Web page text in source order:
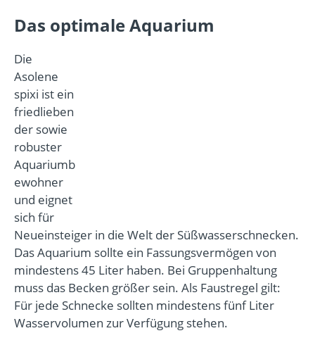
Das optimale Aquarium
Die
Asolene
spixi ist ein
friedlieben
der sowie
robuster
Aquariumb
ewohner
und eignet
sich für
Neueinsteiger in die Welt der Süßwasserschnecken.
Das Aquarium sollte ein Fassungsvermögen von
mindestens 45 Liter haben. Bei Gruppenhaltung
muss das Becken größer sein. Als Faustregel gilt:
Für jede Schnecke sollten mindestens fünf Liter
Wasservolumen zur Verfügung stehen.